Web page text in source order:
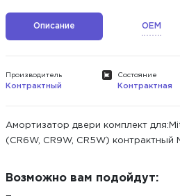
Описание OEM
Производитель
Контрактный
Состояние
Контрактная
Амортизатор двери комплект
(CR6W, CR9W, CR5W) контрактный
Возможно вам подойдут: